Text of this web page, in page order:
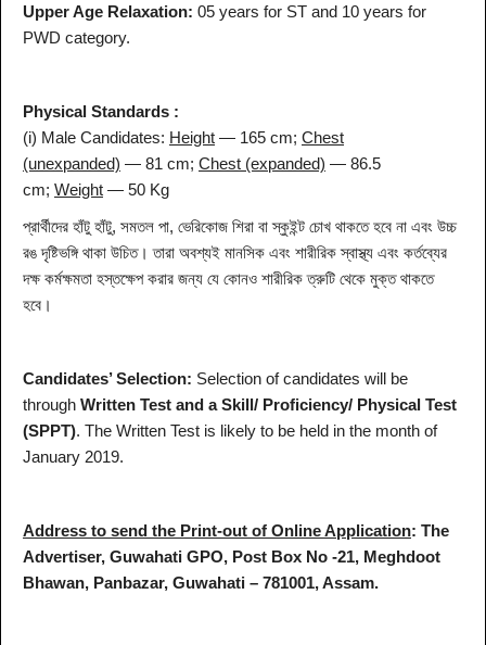
Upper Age Relaxation: 05 years for ST and 10 years for
PWD category.
Physical Standards :
(i) Male Candidates: Height — 165 cm; Chest
(unexpanded) — 81 cm; Chest (expanded) — 86.5
cm; Weight — 50 Kg
প্রার্থীদের হাঁটু হাঁটু, সমতল পা, ভেরিকোজ শিরা বা স্কুইন্ট চোখ থাকতে হবে না এবং উচ্চ
রঙ দৃষ্টিভঙ্গি থাকা উচিত। তারা অবশ্যই মানসিক এবং শারীরিক স্বাস্থ্য এবং কর্তব্যের
দক্ষ কর্মক্ষমতা হস্তক্ষেপ করার জন্য যে কোনও শারীরিক ত্রুটি থেকে মুক্ত থাকতে
হবে।
Candidates’ Selection: Selection of candidates will be
through Written Test and a Skill/ Proficiency/ Physical Test
(SPPT). The Written Test is likely to be held in the month of
January 2019.
Address to send the Print-out of Online Application: The
Advertiser, Guwahati GPO, Post Box No -21, Meghdoot
Bhawan, Panbazar, Guwahati – 781001, Assam.